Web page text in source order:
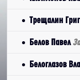
Трещалин
Белов Павел
Белоглазов